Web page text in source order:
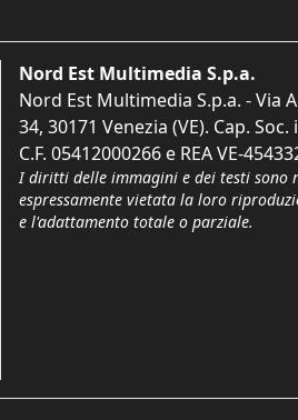
Nord Est Multimedia S.p.a.
Nord Est Multimedia S.p.a. - Via
34, 30171 Venezia (VE). Cap.
C.F. 05412000266 e REA VE-
I diritti delle immagini e dei testi sono
espressamente vietata la loro
e l'adattamento totale o parziale.